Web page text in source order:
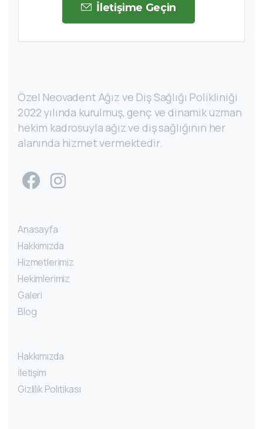
İletişime Geçin
Özel Neovadent Ağız ve Diş Sağlığı Polikliniği
2022 yılında kurulmuş, genç ve dinamik uzman
hekim kadrosuyla ağız ve diş sağlığının her
alanında hizmet vermektedir.
Anasayfa
Hakkımızda
Hizmetlerimiz
Hekimlerimiz
Galeri
Blog
Hakkımızda
İletişim
Gizlilik Politikası